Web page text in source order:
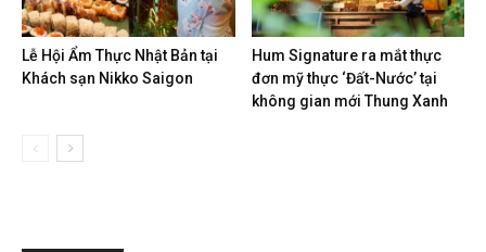
Lễ Hội Ẩm Thực Nhật Bản tại
Khách sạn Nikko Saigon
Hum Signature ra mắt thực
đơn mỹ thực ‘Đất-Nước’ tại
không gian mới Thung Xanh